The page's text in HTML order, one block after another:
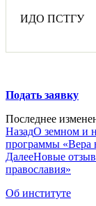
ИДО ПСТГУ
Подать заявку
Последнее
НазадО земном и
программы «Вера
ДалееНовые
православия»
Об институте